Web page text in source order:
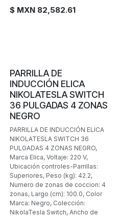
$ MXN 82,582.61
POCAS PIEZAS
PARRILLA DE
INDUCCIÓN ELICA
NIKOLATESLA SWITCH
36 PULGADAS 4 ZONAS
NEGRO
PARRILLA DE INDUCCIÓN ELICA
NIKOLATESLA SWITCH 36
PULGADAS 4 ZONAS NEGRO,
Marca Elica, Voltaje: 220 V,
Ubicación controles-Parrillas:
Superiores, Peso (kg): 42.2,
Numero de zonas de coccion: 4
zonas, Largo (cm): 100.0, Color
Marca: Negro, Colección:
NikolaTesla Switch, Ancho de